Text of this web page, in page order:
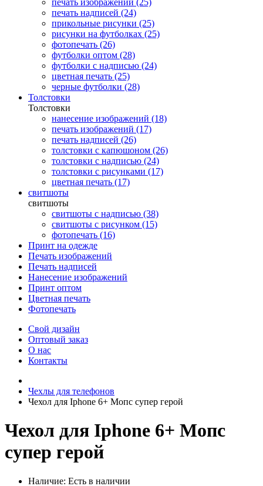
печать изображений (25)
печать надписей (24)
прикольные рисунки (25)
рисунки на футболках (25)
фотопечать (26)
футболки оптом (28)
футболки с надписью (24)
цветная печать (25)
черные футболки (28)
Толстовки
Толстовки
нанесение изображений (18)
печать изображений (17)
печать надписей (26)
толстовки с капюшоном (26)
толстовки с надписью (24)
толстовки с рисунками (17)
цветная печать (17)
свитшоты
свитшоты
свитшоты с надписью (38)
свитшоты с рисунком (15)
фотопечать (16)
Принт на одежде
Печать изображений
Печать надписей
Нанесение изображений
Принт оптом
Цветная печать
Фотопечать
Свой дизайн
Оптовый заказ
О нас
Контакты
Чехлы для телефонов
Чехол для Iphone 6+ Мопс супер герой
Чехол для Iphone 6+ Мопс
супер герой
Наличие: Есть в наличии